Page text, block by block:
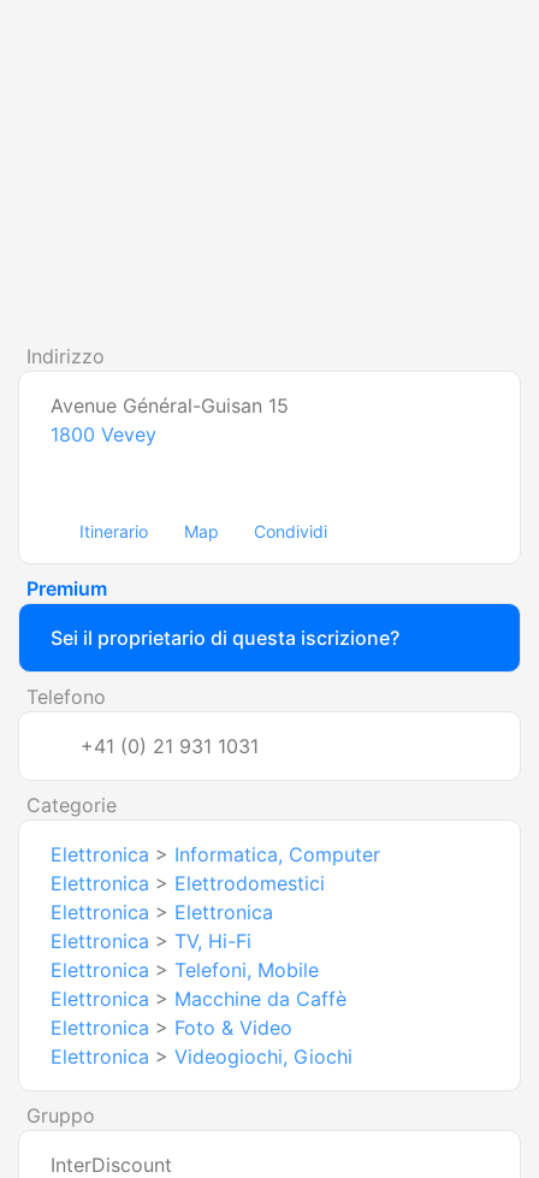
Indirizzo
Avenue Général-Guisan 15
1800 Vevey
Itinerario Map Condividi
Premium
Sei il proprietario di questa iscrizione?
Telefono
+41 (0) 21 931 1031
Categorie
Elettronica > Informatica, Computer
Elettronica > Elettrodomestici
Elettronica > Elettronica
Elettronica > TV, Hi-Fi
Elettronica > Telefoni, Mobile
Elettronica > Macchine da Caffè
Elettronica > Foto & Video
Elettronica > Videogiochi, Giochi
Gruppo
InterDiscount